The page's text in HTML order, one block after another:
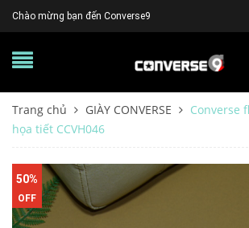
Chào mừng bạn đến Converse9
Trang chủ GIÀY CONVERSE
Converse
họa tiết CCVH046
50%
OFF